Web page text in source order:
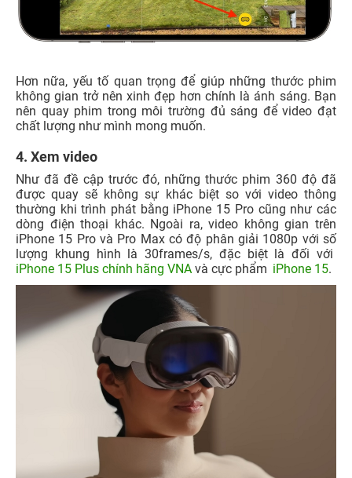
Hơn nữa, yếu tố quan trọng để giúp những thước phim
không gian trở nên xinh đẹp hơn chính là ánh sáng. Bạn
nên quay phim trong môi trường đủ sáng để video đạt
chất lượng như mình mong muốn.
4. Xem video
Như đã đề cập trước đó, những thước phim 360 độ đã
được quay sẽ không sự khác biệt so với video thông
thường khi trình phát bằng iPhone 15 Pro cũng như các
dòng điện thoại khác. Ngoài ra, video không gian trên
iPhone 15 Pro và Pro Max có độ phân giải 1080p với số
lượng khung hình là 30frames/s, đặc biệt là đối với
iPhone 15 Plus chính hãng VNA và cực phẩm iPhone 15.